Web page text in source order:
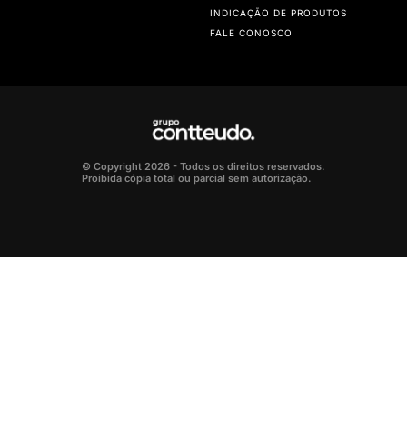
INDICAÇÃO DE PRODUTOS
FALE CONOSCO
© Copyright 2026 - Todos os direitos reservados.
Proibida cópia total ou parcial sem autorização.